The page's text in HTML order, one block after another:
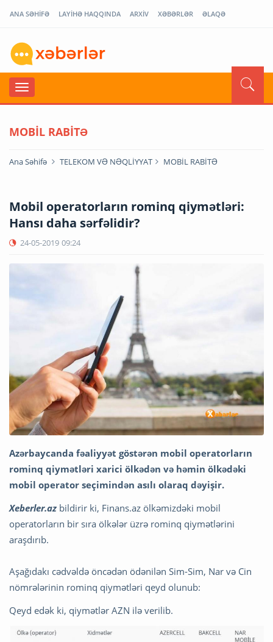
ANA SƏHİFƏ LAYİHƏ HAQQINDA ARXİV XƏBƏRLƏR ƏLAQƏ
MOBİL RABİTƏ
Ana Səhifə TELEKOM VƏ NƏQLİYYAT MOBİL RABİTƏ
Mobil operatorların rominq qiymətləri:
Hansı daha sərfəlidir?
24-05-2019 09:24
Azərbaycanda fəaliyyət göstərən mobil operatorların
rominq qiymətləri xarici ölkədən və həmin ölkədəki
mobil operator seçimindən asılı olaraq dəyişir.
Xeberler.az bildirir ki, Finans.az ölkəmizdəki mobil
operatorların bir sıra ölkələr üzrə rominq qiymətlərini
araşdırıb.
Aşağıdakı cədvəldə öncədən ödənilən Sim-Sim, Nar və Cin
nömrələrinin rominq qiymətləri qeyd olunub:
Qeyd edək ki, qiymətlər AZN ilə verilib.